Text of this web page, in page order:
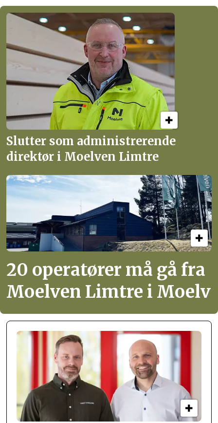
Slutter som administrerende
direktør i Moelven Limtre
20 operatører må gå fra
Moelven Limtre i Moelv